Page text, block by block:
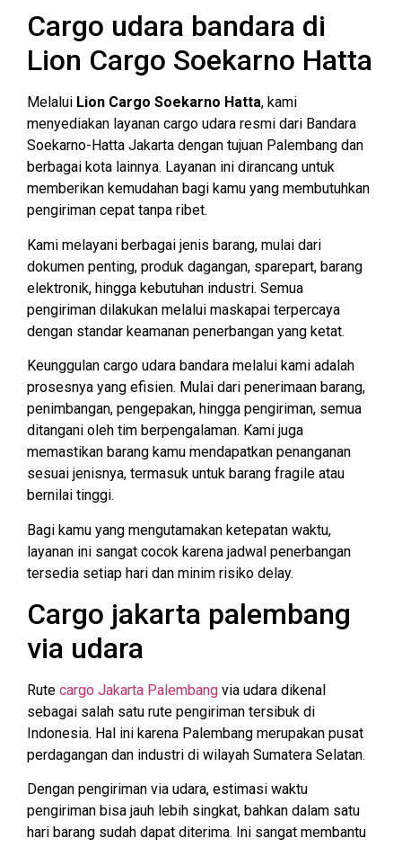
Cargo udara bandara di
Lion Cargo Soekarno Hatta
Melalui Lion Cargo Soekarno Hatta, kami
menyediakan layanan cargo udara resmi dari Bandara
Soekarno-Hatta Jakarta dengan tujuan Palembang dan
berbagai kota lainnya. Layanan ini dirancang untuk
memberikan kemudahan bagi kamu yang membutuhkan
pengiriman cepat tanpa ribet.
Kami melayani berbagai jenis barang, mulai dari
dokumen penting, produk dagangan, sparepart, barang
elektronik, hingga kebutuhan industri. Semua
pengiriman dilakukan melalui maskapai terpercaya
dengan standar keamanan penerbangan yang ketat.
Keunggulan cargo udara bandara melalui kami adalah
prosesnya yang efisien. Mulai dari penerimaan barang,
penimbangan, pengepakan, hingga pengiriman, semua
ditangani oleh tim berpengalaman. Kami juga
memastikan barang kamu mendapatkan penanganan
sesuai jenisnya, termasuk untuk barang fragile atau
bernilai tinggi.
Bagi kamu yang mengutamakan ketepatan waktu,
layanan ini sangat cocok karena jadwal penerbangan
tersedia setiap hari dan minim risiko delay.
Cargo jakarta palembang
via udara
Rute cargo Jakarta Palembang via udara dikenal
sebagai salah satu rute pengiriman tersibuk di
Indonesia. Hal ini karena Palembang merupakan pusat
perdagangan dan industri di wilayah Sumatera Selatan.
Dengan pengiriman via udara, estimasi waktu
pengiriman bisa jauh lebih singkat, bahkan dalam satu
hari barang sudah dapat diterima. Ini sangat membantu